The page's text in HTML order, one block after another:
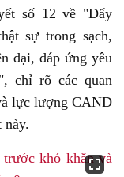
số 12 về "Đẩy
sự trong sạch,
đại, đáp ứng yêu
chỉ rõ các quan
lực lượng CAND
này.